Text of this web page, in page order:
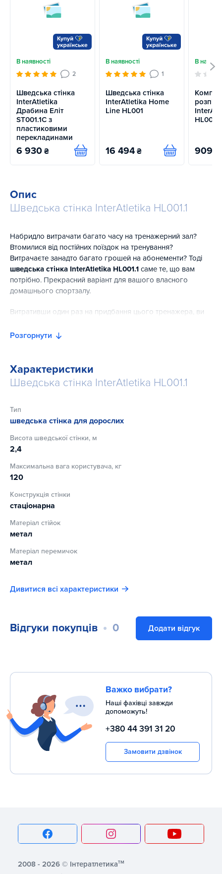
В наявності
2
Шведська стінка
InterAtletika
Драбина Еліт
ST001.1C з
пластиковими
перекладинами
6 930 ₴ Купити
В наявності
1
Шведська стінка
InterAtletika Home
Line HL001
16 494 ₴ Купити
В
HL001.1
909
Опис
Шведська стінка InterAtletika HL001.1
Набридло витрачати багато часу на тренажерний зал?
Втомилися від постійних поїздок на тренування?
Витрачаєте занадто багато грошей на абонементи? Тоді
шведська стінка InterAtletika HL001.1 саме те, що вам
потрібно. Прекрасний варіант для вашого власного
домашнього спортзалу.
Витративши один раз на придбання цього тренажера, ви
тренажерні зали. Ви зможете підтримувати себе у формі у
стінка допоможе вам підтримувати у формі практично всі
м'язи.
суглоби. Тренажер є універсальним, абсолютно не має
значення вікова категорія та рівень фізичної підготовки.
перенапружуватися, доки ваше тіло не звикне до
регулярних фізичних навантажень. Через кілька тижнів
постійних тренувань ви зможете використовувати його на
всі сто.
Розгорнути
Характеристики
Шведська стінка InterAtletika HL001.1
Тип
шведська стінка для дорослих
Висота шведської стінки, м
2,4
Максимальна вага користувача, кг
120
Конструкція стінки
стаціонарна
Матеріал стійок
метал
Матеріал перемичок
метал
Дивитися всі характеристики
Відгуки покупців 0 Додати відгук
Важко вибрати?
Наші фахівці завжди
допоможуть!
+380 44 391 31 20
Замовити дзвінок
2008 - 2026 © Інтератлетикатм